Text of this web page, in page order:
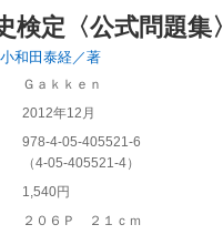
検定〈公式問題集〉
和田泰経／著
Ｇａｋｋｅｎ
2012年12月
978-4-05-405521-6
（4-05-405521-4）
1,540円
２０６Ｐ ２１ｃｍ